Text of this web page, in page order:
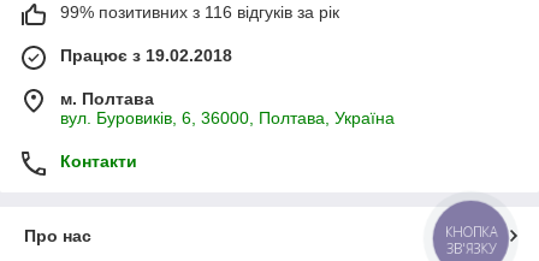
99% позитивних з 116 відгуків за рік
Працює з 19.02.2018
м. Полтава
вул. Буровиків, 6, 36000, Полтава, Україна
Контакти
Про нас
КНОПКА
ЗВ'ЯЗКУ